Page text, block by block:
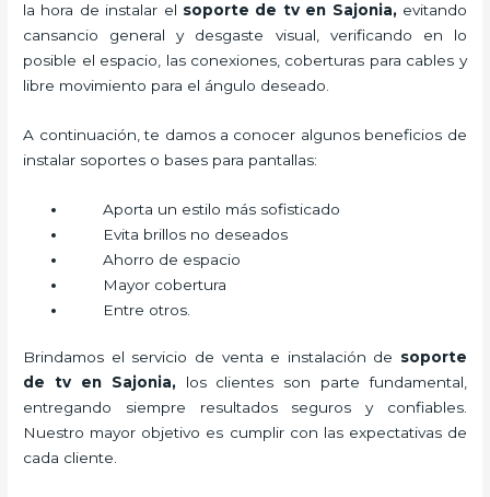
la hora de instalar el soporte de tv en Sajonia, evitando
cansancio general y desgaste visual, verificando en lo
posible el espacio, las conexiones, coberturas para cables y
libre movimiento para el ángulo deseado.
A continuación, te damos a conocer algunos beneficios de
instalar soportes o bases para pantallas:
Aporta un estilo más sofisticado
Evita brillos no deseados
Ahorro de espacio
Mayor cobertura
Entre otros.
Brindamos el servicio de venta e instalación de soporte
de tv en Sajonia, los clientes son parte fundamental,
entregando siempre resultados seguros y confiables.
Nuestro mayor objetivo es cumplir con las expectativas de
cada cliente.